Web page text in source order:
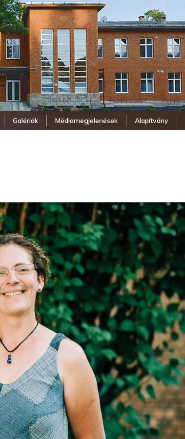
Galériák Médiamegjelenések Alapítvány